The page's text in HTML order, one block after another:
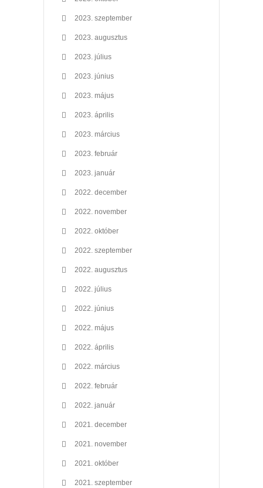
2023. szeptember
2023. augusztus
2023. július
2023. június
2023. május
2023. április
2023. március
2023. február
2023. január
2022. december
2022. november
2022. október
2022. szeptember
2022. augusztus
2022. július
2022. június
2022. május
2022. április
2022. március
2022. február
2022. január
2021. december
2021. november
2021. október
2021. szeptember